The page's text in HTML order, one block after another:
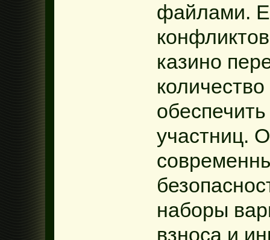
файлами.
казино
участниц.
наборы
взноса и